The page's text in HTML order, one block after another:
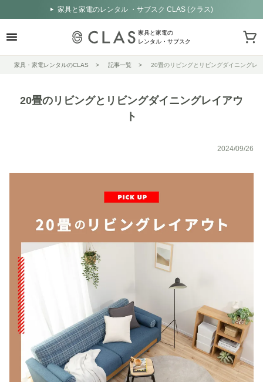
家具と家電のレンタル ・サブスク CLAS (クラス)
家具と家電の
レンタル・サブスク
家具・家電レンタルのCLAS 記事一覧 20畳のリビングとリビングダイニングレ
20畳のリビングとリビングダイニングレイアウ
ト
2024/09/26